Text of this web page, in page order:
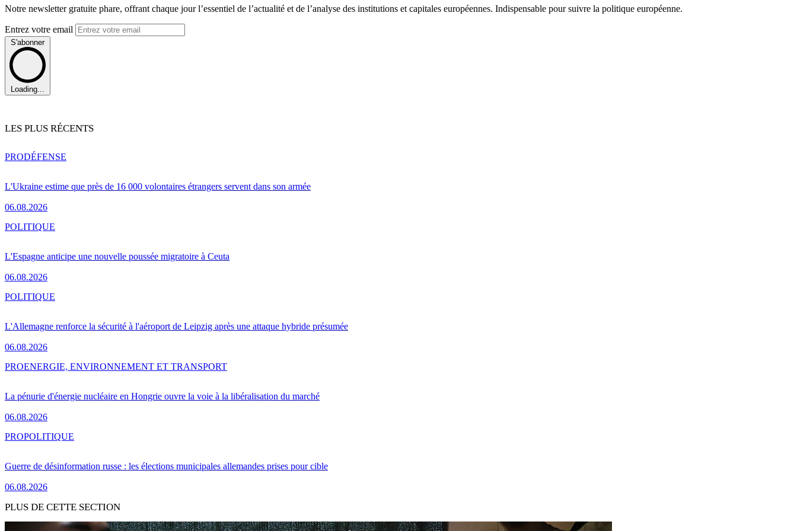
Notre newsletter gratuite phare, offrant chaque jour l’essentiel de l’actualité et de l’analyse des institutions et capitales européennes. Indispensable pour suivre la politique européenne.
Entrez votre email
S'abonner
Loading...
LES PLUS RÉCENTS
L'Ukraine estime que près de 16 000 volontaires étrangers servent dans son armée
06.08.2026
PRODÉFENSE
L'Espagne anticipe une nouvelle poussée migratoire à Ceuta
06.08.2026
POLITIQUE
L'Allemagne renforce la sécurité à l'aéroport de Leipzig après une attaque hybride présumée
06.08.2026
POLITIQUE
La pénurie d'énergie nucléaire en Hongrie ouvre la voie à la libéralisation du marché
06.08.2026
PROENERGIE, ENVIRONNEMENT ET TRANSPORT
Guerre de désinformation russe : les élections municipales allemandes prises pour cible
06.08.2026
PROPOLITIQUE
PLUS DE CETTE SECTION